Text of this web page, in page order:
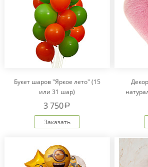
Букет шаров "Яркое лето" (15
или 31 шар)
3 750a
Заказать